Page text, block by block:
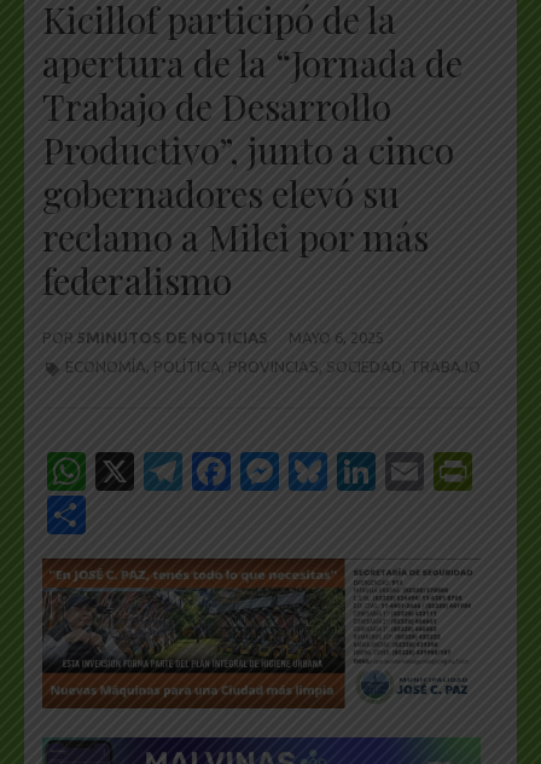
Kicillof participó de la
apertura de la “Jornada de
Trabajo de Desarrollo
Productivo”, junto a cinco
gobernadores elevó su
reclamo a Milei por más
federalismo
POR 5MINUTOS DE NOTICIAS
MAYO 6, 2025
ECONOMÍA
POLÍTICA PROVINCIAS SOCIEDAD TRABAJO
WhatsApp
X Telegram
Facebook
Messenger
Bluesky
LinkedIn
Email